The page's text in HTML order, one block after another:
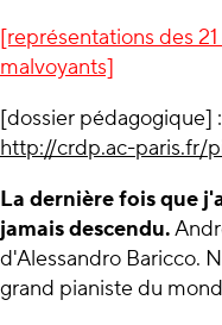
[représentations des
malvoyants]
[dossier pédagogique] :
http://crdp.ac-paris.fr/
La dernière fois que
jamais descendu.
d'Alessandro Baricco.
grand pianiste du